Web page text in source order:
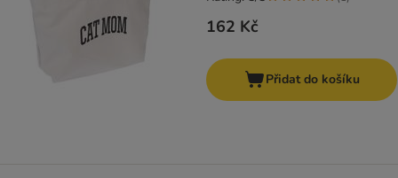
162 Kč
Přidat do košíku